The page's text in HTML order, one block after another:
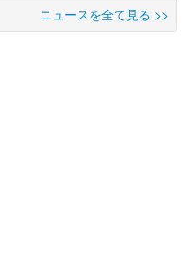
ニュースを全て見る >>